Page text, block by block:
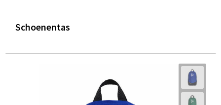
Schoenentas